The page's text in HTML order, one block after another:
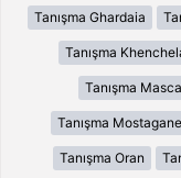
Tanışma Ghardaia
Tanışma
Tanışma
Tanışma
Tanışma Oran